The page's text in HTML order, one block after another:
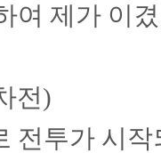
여 제가 이
전)
전투가 시